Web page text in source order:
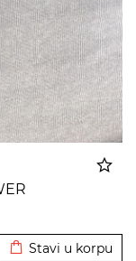
Stavi u korpu